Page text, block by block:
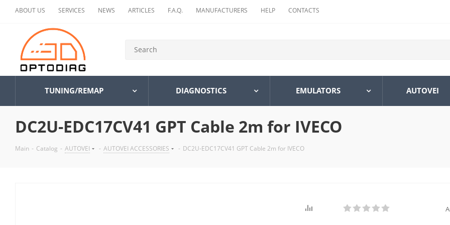
ABOUT US SERVICES NEWS ARTICLES F.A.Q. MANUFACTURERS HELP CONTACTS
TUNING/REMAP DIAGNOSTICS EMULATORS AUTOVEI
DC2U-EDC17CV41 GPT Cable 2m for IVECO
Main - Catalog - AUTOVEI - AUTOVEI ACCESSORIES - DC2U-EDC17CV41 GPT Cable 2m for IVECO